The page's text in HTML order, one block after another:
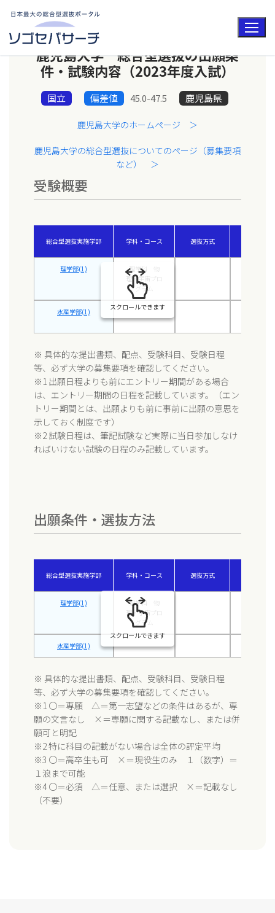
鹿児島大学 総合型選抜の出願条
件・試験内容（2023年度入試）
国立 偏差値 45.0-47.5 鹿児島県
鹿児島大学のホームページ ＞
鹿児島大学の総合型選抜についてのページ（募集要項
など） ＞
受験概要
総合型選抜実施学部 学科・コース 選抜方式
理学部(1)
理学科 物
理・宇宙プロ
グラム
水産学部(1)
スクロールできます
※ 具体的な提出書類、配点、受験科目、受験日程
等、必ず大学の募集要項を確認してください。
※1 出願日程よりも前にエントリー期間がある場合
は、エントリー期間の日程を記載しています。（エン
トリー期間とは、出願よりも前に事前に出願の意思を
示しておく制度です）
※2 試験日程は、筆記試験など実際に当日参加しなけ
ればいけない試験の日程のみ記載しています。
出願条件・選抜方法
総合型選抜実施学部 学科・コース 選抜方式
理学部(1)
理学科 物
理・宇宙プロ
グラム
水産学部(1)
スクロールできます
※ 具体的な提出書類、配点、受験科目、受験日程
等、必ず大学の募集要項を確認してください。
※1 〇＝専願 △＝第一志望などの条件はあるが、専
願の文言なし ×＝専願に関する記載なし、または併
願可と明記
※2 特に科目の記載がない場合は全体の評定平均
※3 〇＝高卒生も可 ×＝現役生のみ １（数字）＝
１浪まで可能
※4 〇＝必須 △＝任意、または選択 ×＝記載なし
（不要）